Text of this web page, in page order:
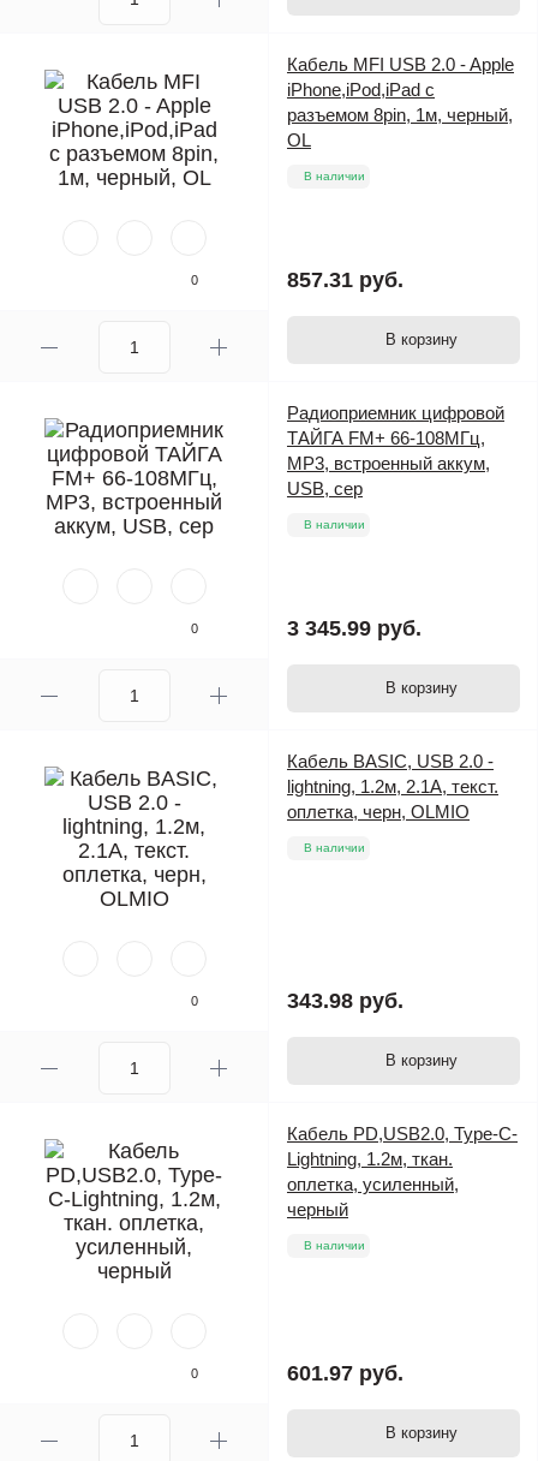
0
Кабель MFI USB 2.0 - Apple
iPhone,iPod,iPad с
разъемом 8pin, 1м, черный,
OL
В наличии
857.31 руб.
В корзину
0
Радиоприемник цифровой
ТАЙГА FM+ 66-108МГц,
MP3, встроенный аккум,
USB, сер
В наличии
3 345.99 руб.
В корзину
0
Кабель BASIC, USB 2.0 -
lightning, 1.2м, 2.1А, текст.
оплетка, черн, OLMIO
В наличии
343.98 руб.
В корзину
0
Кабель PD,USB2.0, Type-C-
Lightning, 1.2м, ткан.
оплетка, усиленный,
черный
В наличии
601.97 руб.
В корзину